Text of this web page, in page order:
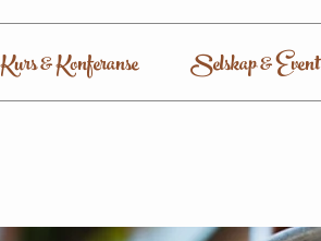
Kurs & Konferanse Selskap & Event